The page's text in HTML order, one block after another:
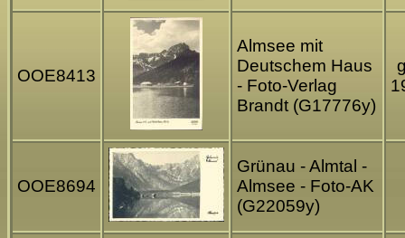
OOE8413
Almsee mit
Deutschem Haus
- Foto-Verlag
Brandt (G17776y)
OOE8694
Grünau - Almtal -
Almsee - Foto-AK
(G22059y)